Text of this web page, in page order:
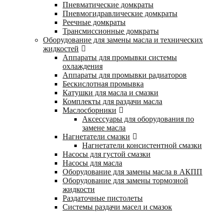
Пневматические домкраты
Пневмогидравлические домкраты
Реечные домкраты
Трансмиссионные домкраты
Оборудование для замены масла и технических
жидкостей
Аппараты для промывки системы
охлаждения
Аппараты для промывки радиаторов
Бескислотная промывка
Катушки для масла и смазки
Комплекты для раздачи масла
Маслосборники
Аксессуары для оборудования по
замене масла
Нагнетатели смазки
Нагнетатели консистентной смазки
Насосы для густой смазки
Насосы для масла
Оборудование для замены масла в АКПП
Оборудование для замены тормозной
жидкости
Раздаточные пистолеты
Системы раздачи масел и смазок